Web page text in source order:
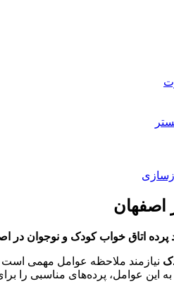
اصفهان
پرده اتاق خواب کودک و نوجوان در
نیازمند ملاحظه عوامل مهمی
این عوامل، پرده‌های مناسبی را